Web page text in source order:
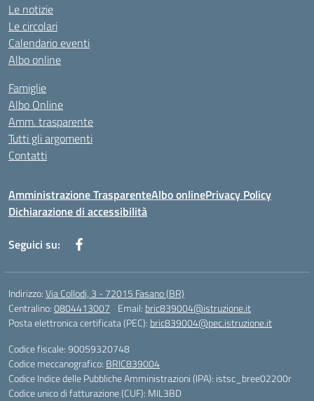
Le notizie
Le circolari
Calendario eventi
Albo online
Famiglie
Albo Online
Amm. trasparente
Tutti gli argomenti
Contatti
Amministrazione TrasparenteAlbo onlinePrivacy Policy
Dichiarazione di accessibilità
Seguici su:
Indirizzo:Via Collodi, 3 - 72015 Fasano (BR)
Centralino:0804413007 Email: bric839004@istruzione.it
Posta elettronica certificata (PEC): bric839004@pec.istruzione.it
Codice fiscale: 90059320748
Codice meccanografico: BRIC839004
Codice Indice delle Pubbliche Amministrazioni (IPA): istsc_bree02200r
Codice unico di fatturazione (CUF): MIL3BD